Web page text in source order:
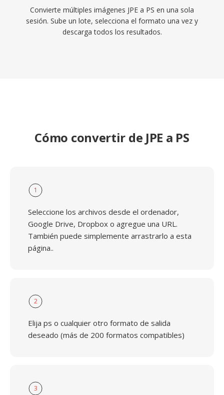
Convierte múltiples imágenes JPE a PS en una sola
sesión. Sube un lote, selecciona el formato una vez y
descarga todos los resultados.
Cómo convertir de JPE a PS
1
Seleccione los archivos desde el ordenador,
Google Drive, Dropbox o agregue una URL.
También puede simplemente arrastrarlo a esta
página..
2
Elija ps o cualquier otro formato de salida
deseado (más de 200 formatos compatibles)
3